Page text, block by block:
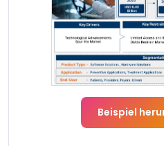
Beispiel